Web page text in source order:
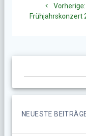
Vorherige:
Frühjahrskonzert
NEUESTE